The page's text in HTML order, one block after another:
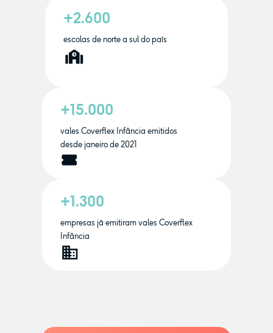
+2.600
escolas de norte a sul do país
+15.000
vales Coverflex Infância emitidos
desde janeiro de 2021
+1.300
empresas já emitiram vales Coverflex
Infância